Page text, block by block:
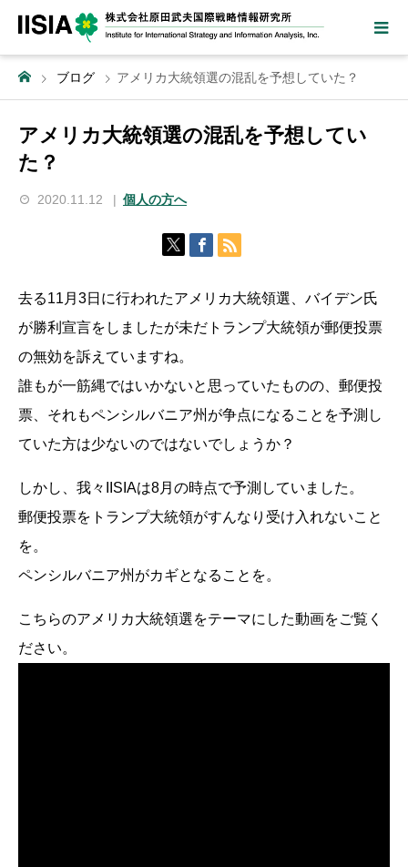
ブログ アメリカ大統領選の混乱を予想していた？
アメリカ大統領選の混乱を予想してい
た？
2020.11.12 個人の方へ
去る11月3日に行われたアメリカ大統領選、バイデン氏
が勝利宣言をしましたが未だトランプ大統領が郵便投票
の無効を訴えていますね。
誰もが一筋縄ではいかないと思っていたものの、郵便投
票、それもペンシルバニア州が争点になることを予測し
ていた方は少ないのではないでしょうか？
しかし、我々IISIAは8月の時点で予測していました。
郵便投票をトランプ大統領がすんなり受け入れないこと
を。
ペンシルバニア州がカギとなることを。
こちらのアメリカ大統領選をテーマにした動画をご覧く
ださい。